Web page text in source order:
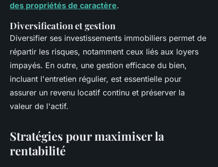
des propriétés de caractère.
Diversification et gestion
Diversifier ses investissements immobiliers permet de
répartir les risques, notamment ceux liés aux loyers
impayés. En outre, une gestion efficace du bien,
incluant l'entretien régulier, est essentielle pour
assurer un revenu locatif continu et préserver la
valeur de l'actif.
Stratégies pour maximiser la
rentabilité